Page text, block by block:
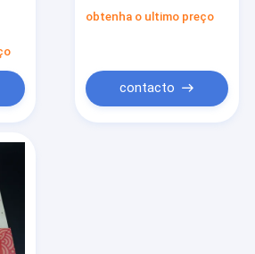
Sacos de padaria
obtenha o ultimo preço
contacto